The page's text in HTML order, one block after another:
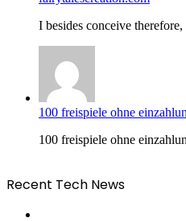
I besides conceive
100 freispiele ohne
100 freispiele ohne
Recent Tech News